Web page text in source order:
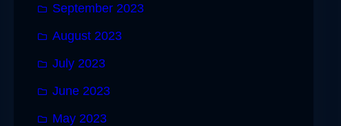
September 2023
August 2023
July 2023
June 2023
May 2023